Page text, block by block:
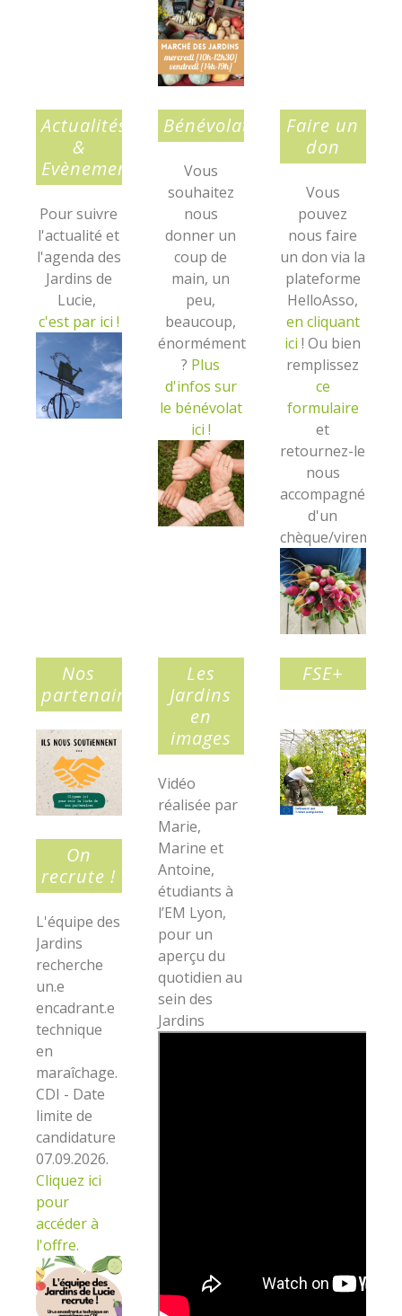
Actualités
&
Evènements
Pour suivre
l'actualité et
l'agenda des
Jardins de
Lucie,
c'est par ici !
Bénévolat
Vous
souhaitez
nous
donner un
coup de
main, un
peu,
beaucoup,
énormément
? Plus
d'infos sur
le bénévolat
ici !
Faire un
don
Vous
pouvez
nous faire
un don via la
plateforme
HelloAsso,
en cliquant
ici ! Ou bien
remplissez
ce
formulaire
et
retournez-le
nous
accompagné
d'un
chèque/virement.
Nos
partenaires
On
recrute !
L'équipe des
Jardins
recherche
un.e
encadrant.e
technique
en
maraîchage.
CDI - Date
limite de
candidature
07.09.2026.
Cliquez ici
pour
accéder à
l'offre.
Les
Jardins
en
images
Vidéo
réalisée par
Marie,
Marine et
Antoine,
étudiants à
l’EM Lyon,
pour un
aperçu du
quotidien au
sein des
Jardins
FSE+